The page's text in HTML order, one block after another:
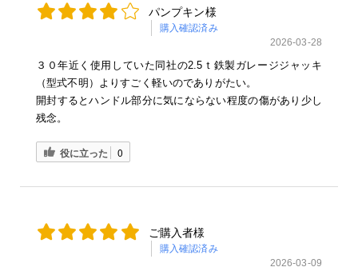
パンプキン様
購入確認済み
2026-03-28
３０年近く使用していた同社の2.5ｔ鉄製ガレージジャッキ
（型式不明）よりすごく軽いのでありがたい。
開封するとハンドル部分に気にならない程度の傷があり少し
残念。
役に立った 0
ご購入者様
購入確認済み
2026-03-09